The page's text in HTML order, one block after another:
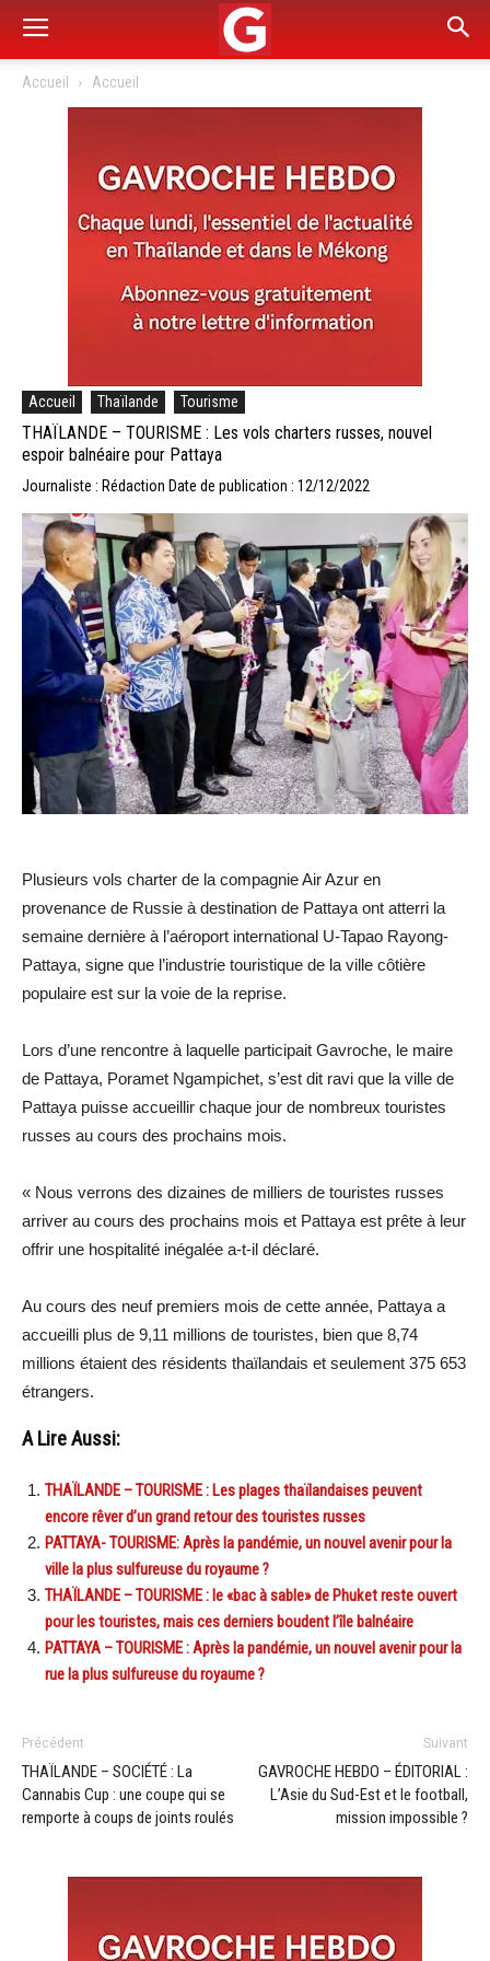
Accueil Accueil
Accueil Thaïlande Tourisme
THAÏLANDE – TOURISME : Les vols charters russes, nouvel
espoir balnéaire pour Pattaya
Journaliste : Rédaction Date de publication : 12/12/2022
Plusieurs vols charter de la compagnie Air Azur en
provenance de Russie à destination de Pattaya ont atterri la
semaine dernière à l’aéroport international U-Tapao Rayong-
Pattaya, signe que l’industrie touristique de la ville côtière
populaire est sur la voie de la reprise.
Lors d’une rencontre à laquelle participait Gavroche, le maire
de Pattaya, Poramet Ngampichet, s’est dit ravi que la ville de
Pattaya puisse accueillir chaque jour de nombreux touristes
russes au cours des prochains mois.
« Nous verrons des dizaines de milliers de touristes russes
arriver au cours des prochains mois et Pattaya est prête à leur
offrir une hospitalité inégalée a-t-il déclaré.
Au cours des neuf premiers mois de cette année, Pattaya a
accueilli plus de 9,11 millions de touristes, bien que 8,74
millions étaient des résidents thaïlandais et seulement 375 653
étrangers.
A Lire Aussi:
THAÏLANDE – TOURISME : Les plages thaïlandaises peuvent
encore rêver d’un grand retour des touristes russes
PATTAYA- TOURISME: Après la pandémie, un nouvel avenir pour la
ville la plus sulfureuse du royaume ?
THAÏLANDE – TOURISME : le «bac à sable» de Phuket reste ouvert
pour les touristes, mais ces derniers boudent l’île balnéaire
PATTAYA – TOURISME : Après la pandémie, un nouvel avenir pour la
rue la plus sulfureuse du royaume ?
Précédent
THAÏLANDE – SOCIÉTÉ : La
Cannabis Cup : une coupe qui se
remporte à coups de joints roulés
Suivant
GAVROCHE HEBDO – ÉDITORIAL :
L’Asie du Sud-Est et le football,
mission impossible ?